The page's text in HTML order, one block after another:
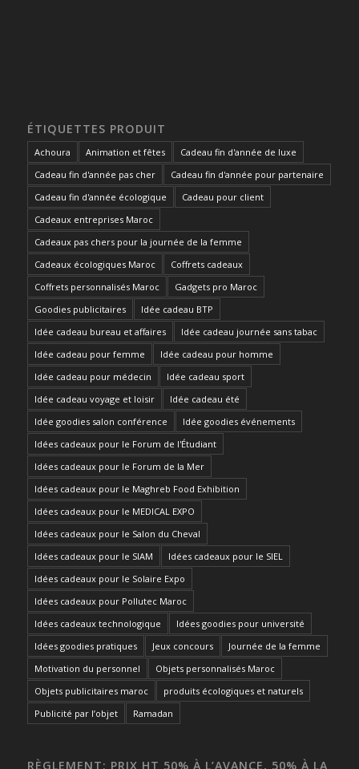
ÉTIQUETTES PRODUIT
Achoura Animation et fêtes
Cadeau fin d'année de luxe
Cadeau fin d'année pas cher
Cadeau fin d'année pour partenaire
Cadeau fin d'année écologique
Cadeau pour client
Cadeaux entreprises Maroc
Cadeaux pas chers pour la journée de la femme
Cadeaux écologiques Maroc
Coffrets cadeaux
Coffrets personnalisés Maroc
Gadgets pro Maroc
Goodies publicitaires
Idée cadeau BTP
Idée cadeau bureau et affaires
Idée cadeau journée sans tabac
Idée cadeau pour femme
Idée cadeau pour homme
Idée cadeau pour médecin
Idée cadeau sport
Idée cadeau voyage et loisir
Idée cadeau été
Idée goodies salon conférence
Idée goodies événements
Idées cadeaux pour le Forum de l'Étudiant
Idées cadeaux pour le Forum de la Mer
Idées cadeaux pour le Maghreb Food Exhibition
Idées cadeaux pour le MEDICAL EXPO
Idées cadeaux pour le Salon du Cheval
Idées cadeaux pour le SIAM
Idées cadeaux pour le SIEL
Idées cadeaux pour le Solaire Expo
Idées cadeaux pour Pollutec Maroc
Idées cadeaux technologique
Idées goodies pour université
Idées goodies pratiques
Jeux concours
Journée de la femme
Motivation du personnel
Objets personnalisés Maroc
Objets publicitaires maroc
produits écologiques et naturels
Publicité par l’objet
Ramadan
RÈGLEMENT: PRIX HT 50% À L’AVANCE, 50% À LA